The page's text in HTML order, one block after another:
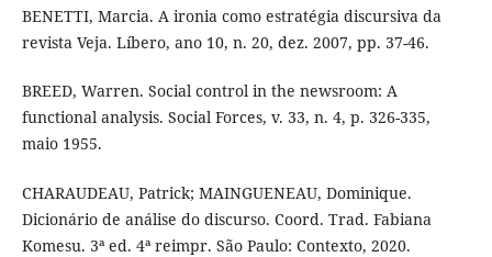
BENETTI, Marcia. A ironia como estratégia discursiva da
revista Veja. Líbero, ano 10, n. 20, dez. 2007, pp. 37-46.
BREED, Warren. Social control in the newsroom: A
functional analysis. Social Forces, v. 33, n. 4, p. 326-335,
maio 1955.
CHARAUDEAU, Patrick; MAINGUENEAU, Dominique.
Dicionário de análise do discurso. Coord. Trad. Fabiana
Komesu. 3ª ed. 4ª reimpr. São Paulo: Contexto, 2020.